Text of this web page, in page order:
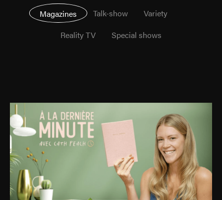
News
Jinfluence
Julie Snyder
FR
Magazines
Talk-show
Variety
Reality TV
Special shows